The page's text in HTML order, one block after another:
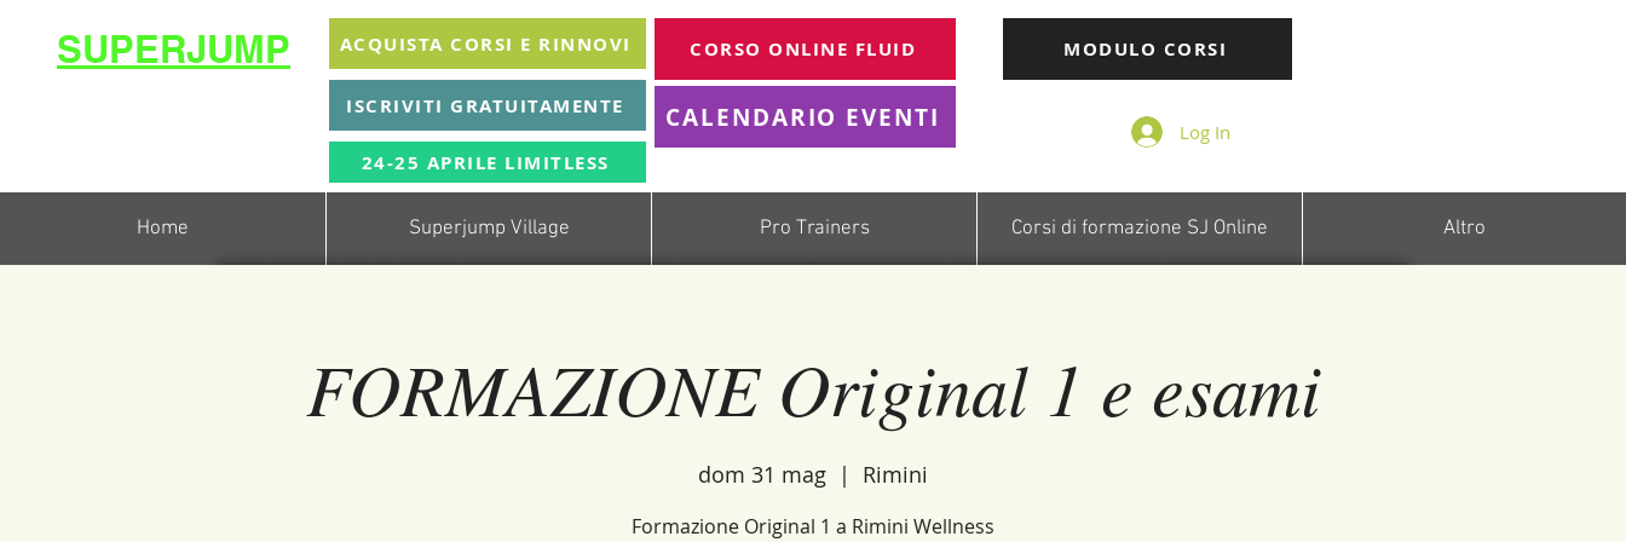
SUPERJUMP
Home Superjump Village Pro Trainers Corsi di formazione SJ Online Altro
Log In
ACQUISTA CORSI E RINNOVI CORSO ONLINE FLUID MODULO CORSI
ISCRIVITI GRATUITAMENTE CALENDARIO EVENTI
24-25 APRILE LIMITLESS
FORMAZIONE Original 1 e esami
dom 31 mag
  |
Rimini
Formazione Original 1 a Rimini Wellness